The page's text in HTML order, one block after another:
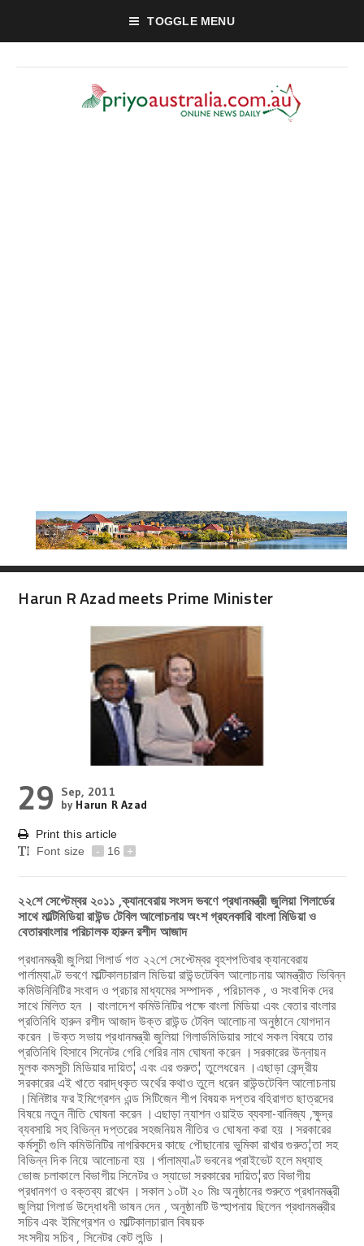
TOGGLE MENU
Harun R Azad meets Prime Minister
29
Sep, 2011
by Harun R Azad
Print this article
Font size
- 16 +
২২শে সেপ্টেম্বর ২০১১ ,ক্যানবেরায় সংসদ ভবণে প্রধানমন্ত্রী জুলিয়া গিলার্ডের
সাথে মাল্টিমিডিয়া রাউন্ড টেবিল আলোচনায় অংশ গ্রহনকারি বাংলা মিডিয়া ও
বেতারবাংলার পরিচালক হারুন রশীদ আজাদ
প্রধানমন্ত্রী জুলিয়া গিলার্ড গত ২২শে সেপ্টেম্বর বৃহশপতিবার ক্যানবেরায়
পার্লাম্যাণ্ট ভবণে মাল্টিকালচারাল মিডিয়া রাউন্ডটেবিল আলোচনায় আমন্ত্রীত ভিবিন্ন
কমিউনিনিটির সংবাদ ও প্রচার মাধ্যমের সম্পাদক , পরিচালক , ও সংবাদিক দের
সাথে মিলিত হন । বাংলাদেশ কমিউনিটির পক্ষে বাংলা মিডিয়া এবং বেতার বাংলার
প্রতিনিধি হারুন রশীদ আজাদ উক্ত রাউন্ড টেবিল আলোচনা অনুষ্ঠানে যোগদান
করেন ।উক্ত সভায় প্রধানমন্ত্রী জুলিয়া গিলার্ডমিডিয়ার সাথে সকল বিষয়ে তার
প্রতিনিধি হিসাবে সিনেটর গেরি গেরির নাম ঘোষনা করেন ।সরকারের উন্নায়ন
মুলক কমসুচী মিডিয়ার দায়িত¦ এবং এর গুরুত¦ তুলেধরেন ।এছাড়া কেন্দ্রীয়
সরকারের এই খাতে বরাদ্ধকৃত অর্থের কথাও তুলে ধরেন রাউন্ডটেবিল আলোচনায়
।মিনিষ্টার ফর ইমিগ্রেশন এন্ড সিটিজেন শীপ বিষয়ক দপ্তর বহিরাগত ছাত্রদের
বিষয়ে নতুন নীতি ঘোষনা করেন ।এছাড়া ন্যাশন ওয়াইড ব্যবসা-বানিজ্য ,ক্ষুদ্র
ব্যবসায়ি সহ বিভিন্ন দপ্তরের সহজনিয়ম নীতির ও ঘোষনা করা হয় ।সরকারের
কর্মসুচী গুলি কমিউনিটির নাগরিকদের কাছে পৌছানোর ভুমিকা রাখার গুরুত¦তা সহ
বিভিন্ন দিক নিয়ে আলোচনা হয় ।র্পালাম্যাণ্ট ভবনের প্রাইভেট হলে মধ্যাহু
ভোজ চলাকালে বিভাগীয় সিনেটর ও স্যাডো সরকারের দায়িত¦রত বিভাগীয়
প্রধানগণ ও বক্তব্য রাখেন ।সকাল ১০টা ২০ মিঃ অনুষ্ঠানের শুরুতে প্রধানমন্ত্রী
জুলিয়া গিলার্ড উদ্ধোধনী ভাষন দেন , অনুষ্ঠানটি উপ্হাপনায় ছিলেন প্রধানমন্ত্রীর
সচিব এবং ইমিগ্রেশন ও মাল্টিকালচারাল বিষয়ক
সংসদীয় সচিব , সিনেটর কেট লন্ডি ।